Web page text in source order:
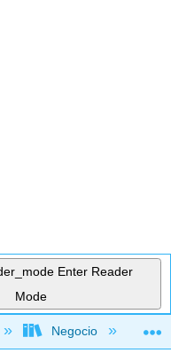
Enter Reader
Mode
global
Negocio